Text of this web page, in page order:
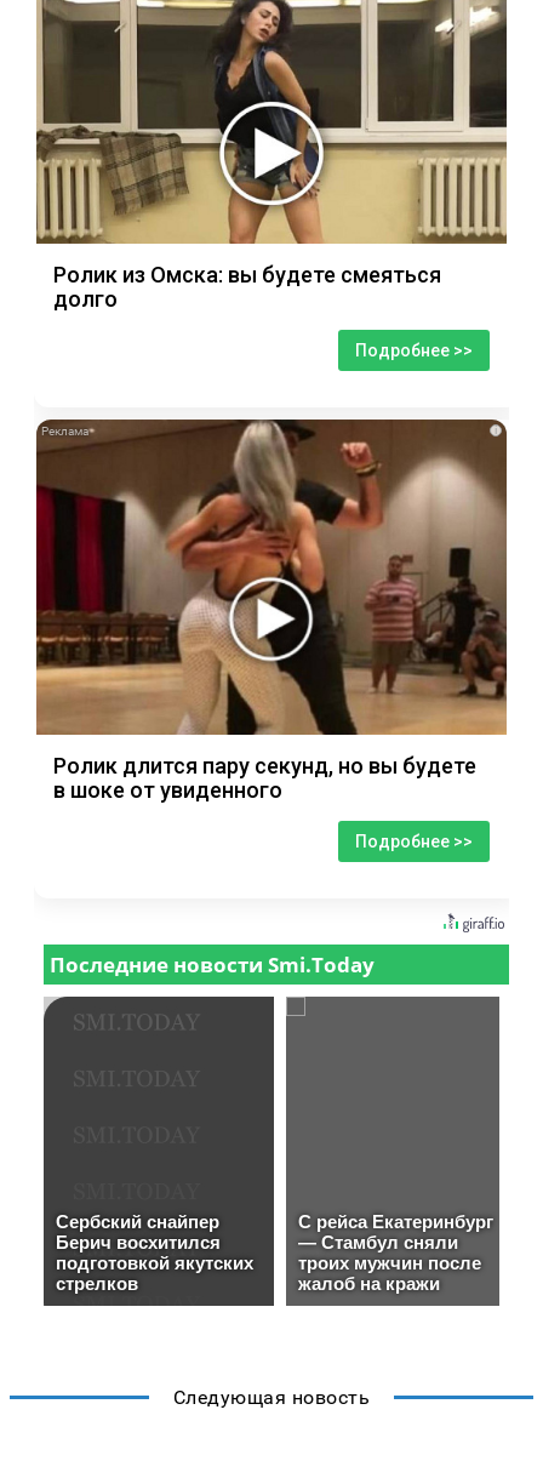
Ролик из Омска: вы будете смеяться
долго
Подробнее >>
i
Ролик длится пару секунд, но вы будете
в шоке от увиденного
Подробнее >>
Следующая новость